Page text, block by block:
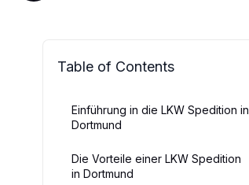
Table of Contents
Einführung in die LKW Spedition in
Dortmund
Die Vorteile einer LKW Spedition
in Dortmund